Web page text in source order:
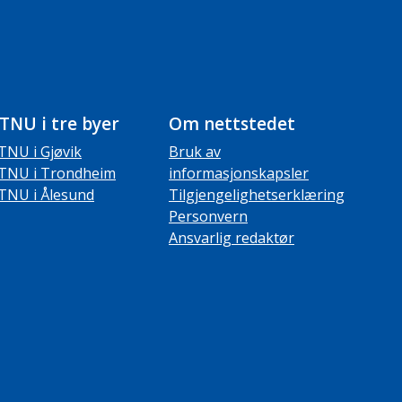
i tre byer
i Gjøvik
i Trondheim
i Ålesund
Om nettstedet
Bruk av
informasjonskapsler
Tilgjengelighetserklæring
Personvern
Ansvarlig redaktør